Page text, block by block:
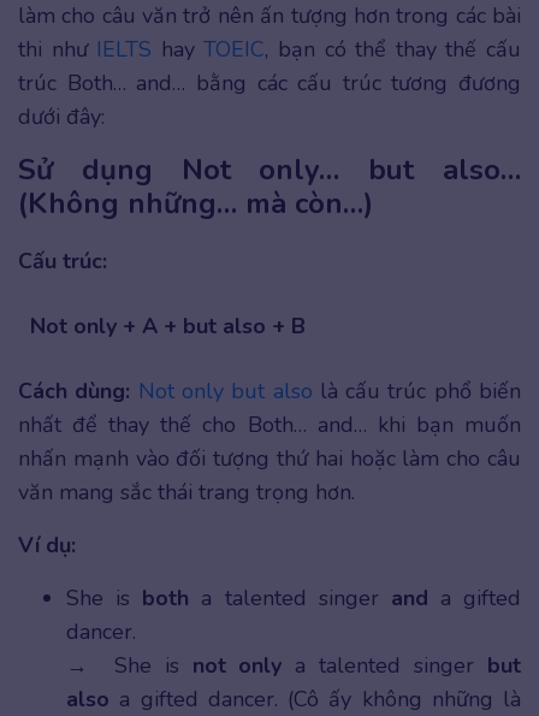
làm cho câu văn trở nên ấn tượng hơn trong các bài
thi như IELTS hayTOEIC, bạn có thể thay thế cấu
trúc Both… and… bằng các cấu trúc tương đương
dưới đây:
Sử dụng Not only… but also…
(Không những… mà còn…)
Cấu trúc:
Not only + A + but also + B
Cách dùng: Not only but also là cấu trúc phổ biến
nhất để thay thế cho Both… and… khi bạn muốn
nhấn mạnh vào đối tượng thứ hai hoặc làm cho câu
văn mang sắc thái trang trọng hơn.
Ví dụ:
She is both a talented singer and a gifted
dancer.
→ She is not only a talented singer but
also a gifted dancer. (Cô ấy không những là